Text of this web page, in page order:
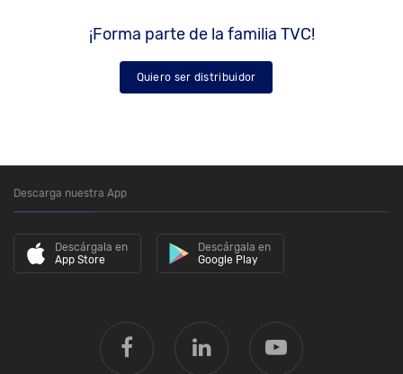
¡Forma parte de la familia TVC!
Quiero ser distribuidor
Descarga nuestra App
Descárgala en
App Store
Descárgala en
Google Play